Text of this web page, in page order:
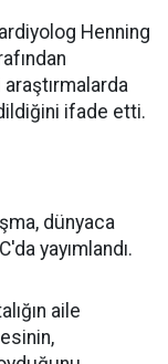
Henning
araştırmalarda
ifade etti.
dünyaca
yayımlandı.
aile